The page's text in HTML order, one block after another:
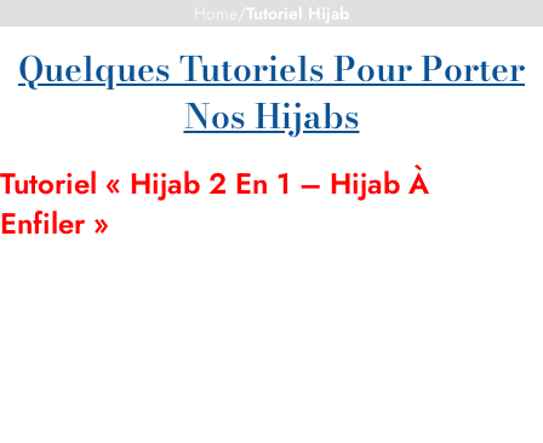
Tutoriel Hijab
Quelques Tutoriels Pour Porter
Nos Hijabs
Tutoriel « Hijab 2 En 1 – Hijab À
Enfiler »